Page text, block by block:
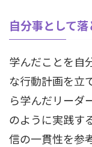
自分事として
学んだことを自
な行動計画を立
ら学んだリーダ
のように実践す
信の一貫性を参